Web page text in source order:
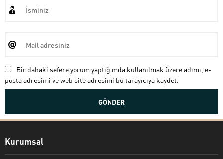
Bir dahaki sefere yorum yaptığımda kullanılmak üzere adımı, e-
posta adresimi ve web site adresimi bu tarayıcıya kaydet.
Kurumsal